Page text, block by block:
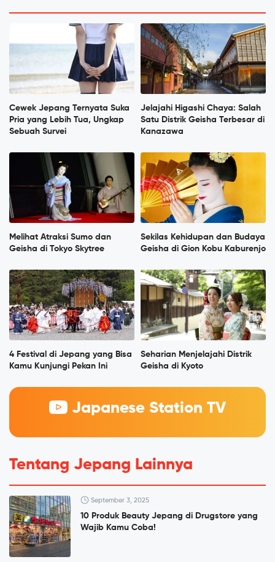
Cewek Jepang Ternyata Suka
Pria yang Lebih Tua, Ungkap
Sebuah Survei
Jelajahi Higashi Chaya: Salah
Satu Distrik Geisha Terbesar di
Kanazawa
Melihat Atraksi Sumo dan
Geisha di Tokyo Skytree
Sekilas Kehidupan dan Budaya
Geisha di Gion Kobu Kaburenjo
4 Festival di Jepang yang Bisa
Kamu Kunjungi Pekan Ini
Seharian Menjelajahi Distrik
Geisha di Kyoto
Japanese Station TV
Tentang Jepang Lainnya
September 3, 2025
10 Produk Beauty Jepang di Drugstore yang
Wajib Kamu Coba!